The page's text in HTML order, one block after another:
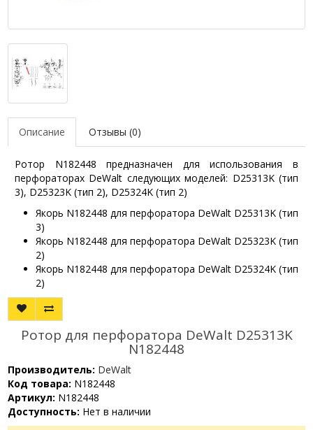
Описание Отзывы (0)
Ротор N182448 предназначен для использования в
перфораторах DeWalt следующих моделей: D25313K (тип
3), D25323K (тип 2), D25324K (тип 2)
Якорь N182448 для перфоратора DeWalt D25313K (тип
3)
Якорь N182448 для перфоратора DeWalt D25323K (тип
2)
Якорь N182448 для перфоратора DeWalt D25324K (тип
2)
Ротор для перфоратора DeWalt D25313K
N182448
Производитель: DeWalt
Код товара: N182448
Артикул: N182448
Доступность: Нет в наличии